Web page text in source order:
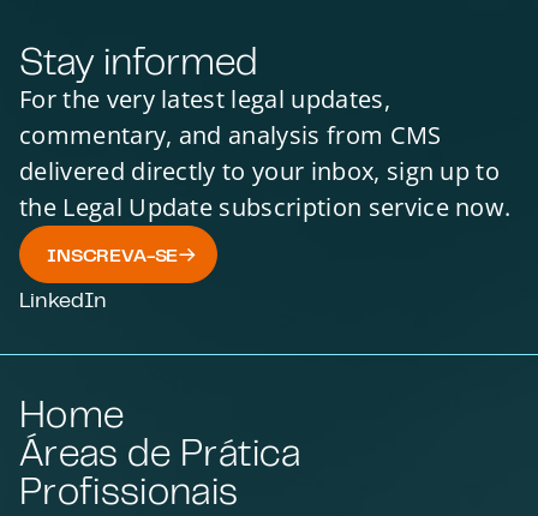
Stay informed
For the very latest legal updates,
commentary, and analysis from CMS
delivered directly to your inbox, sign up to
the Legal Update subscription service now.
INSCREVA-SE
LinkedIn
Home
Áreas de Prática
Profissionais